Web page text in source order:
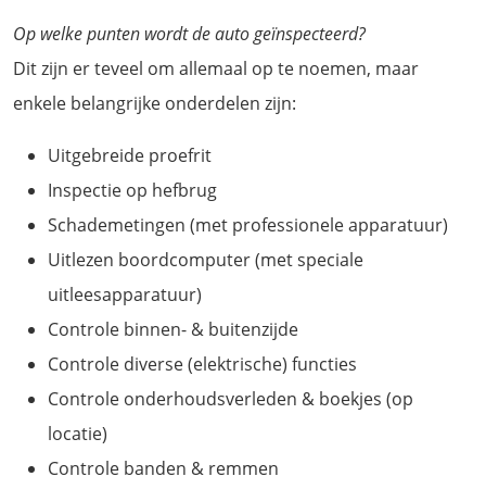
Op welke punten wordt de auto geïnspecteerd?
Dit zijn er teveel om allemaal op te noemen, maar
enkele belangrijke onderdelen zijn:
Uitgebreide proefrit
Inspectie op hefbrug
Schademetingen (met professionele apparatuur)
Uitlezen boordcomputer (met speciale
uitleesapparatuur)
Controle binnen- & buitenzijde
Controle diverse (elektrische) functies
Controle onderhoudsverleden & boekjes (op
locatie)
Controle banden & remmen